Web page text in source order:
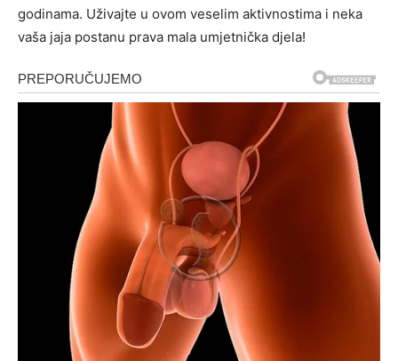
godinama. Uživajte u ovom veselim aktivnostima i neka
vaša jaja postanu prava mala umjetnička djela!